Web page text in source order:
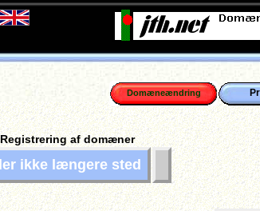
Domæneændring
Registrering af domæner
ikke længere sted